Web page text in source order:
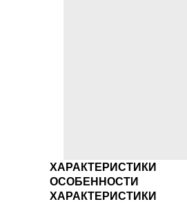
ХАРАКТЕРИСТИКИ
ОСОБЕННОСТИ
ХАРАКТЕРИСТИКИ